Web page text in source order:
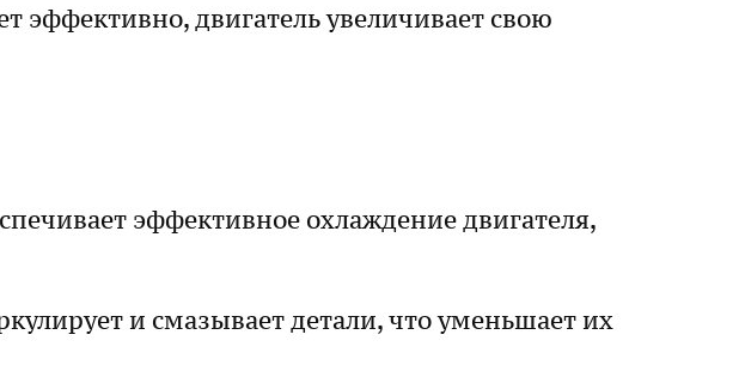
эффективно, двигатель увеличивает свою
эффективное охлаждение двигателя,
и смазывает детали, что уменьшает их